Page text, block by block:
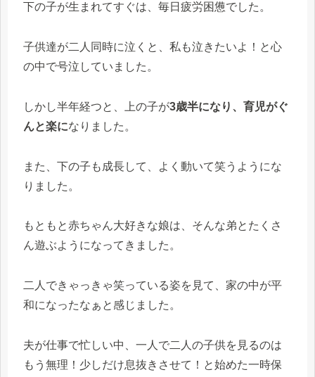
下の子が生まれてすぐは、毎日疲労困憊でした。
子供達が二人同時に泣くと、私も泣きたいよ！と心
の中で号泣していました。
しかし半年経つと、上の子が3歳半になり、育児がぐ
んと楽になりました。
また、下の子も成長して、よく動いて笑うようにな
りました。
もともと赤ちゃん大好きな娘は、そんな弟とたくさ
ん遊ぶようになってきました。
二人できゃっきゃ笑っている姿を見て、家の中が平
和になったなぁと感じました。
夫が仕事で忙しい中、一人で二人の子供を見るのは
もう無理！少しだけ息抜きさせて！と始めた一時保